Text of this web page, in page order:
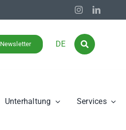
Newsletter DE
Unterhaltung Services